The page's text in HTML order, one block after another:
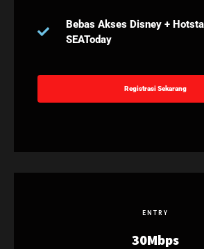
Bebas Akses Disney +
SEAToday
Registrasi Sekarang
ENTRY
30Mbps